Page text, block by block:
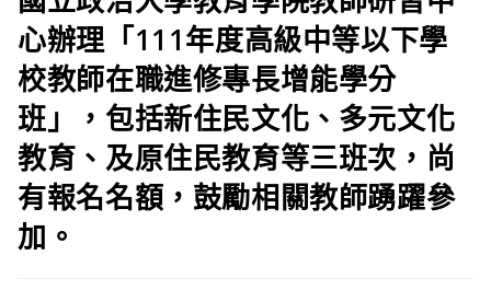
心辦理「111年度高級中等以下學
校教師在職進修專長增能學分
班」，包括新住民文化、多元文化
教育、及原住民教育等三班次，尚
有報名名額，鼓勵相關教師踴躍參
加。